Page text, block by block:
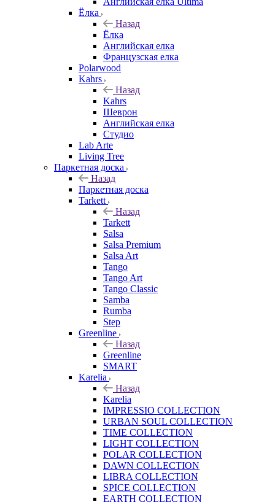
Ёлка
Назад
Ёлка
Английская елка
Французская елка
Polarwood
Kahrs
Назад
Kahrs
Шеврон
Английская елка
Студио
Lab Arte
Living Tree
Паркетная доска
Назад
Паркетная доска
Tarkett
Назад
Tarkett
Salsa
Salsa Premium
Salsa Art
Tango
Tango Art
Tango Classic
Samba
Rumba
Step
Greenline
Назад
Greenline
SMART
Karelia
Назад
Karelia
IMPRESSIO COLLECTION
URBAN SOUL COLLECTION
TIME COLLECTION
LIGHT COLLECTION
POLAR COLLECTION
DAWN COLLECTION
LIBRA COLLECTION
SPICE COLLECTION
EARTH COLLECTION